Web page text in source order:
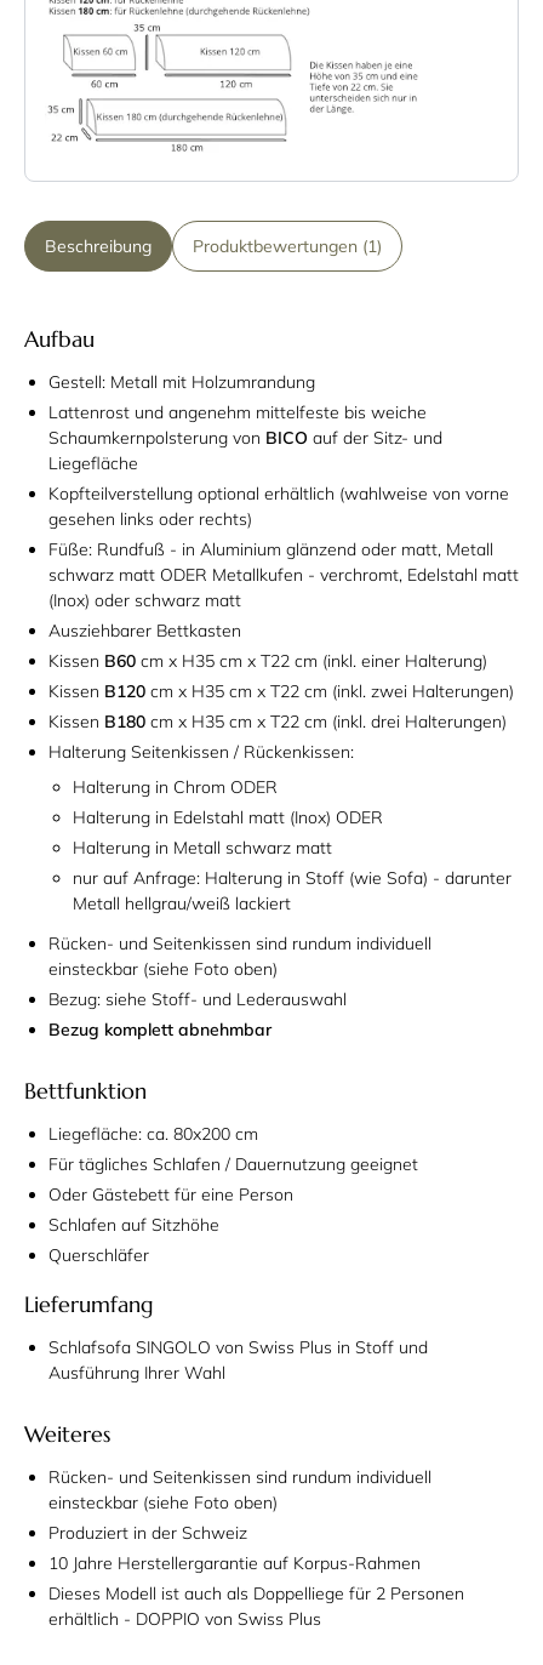
Beschreibung Produktbewertungen (1)
Aufbau
Gestell: Metall mit Holzumrandung
Lattenrost und angenehm mittelfeste bis weiche
Schaumkernpolsterung von BICO auf der Sitz- und
Liegefläche
Kopfteilverstellung optional erhältlich (wahlweise von vorne
gesehen links oder rechts)
Füße: Rundfuß - in Aluminium glänzend oder matt, Metall
schwarz matt ODER Metallkufen - verchromt, Edelstahl matt
(Inox) oder schwarz matt
Ausziehbarer Bettkasten
Kissen B60 cm x H35 cm x T22 cm (inkl. einer Halterung)
Kissen B120 cm x H35 cm x T22 cm (inkl. zwei Halterungen)
Kissen B180 cm x H35 cm x T22 cm (inkl. drei Halterungen)
Halterung Seitenkissen / Rückenkissen:
Halterung in Chrom ODER
Halterung in Edelstahl matt (Inox) ODER
Halterung in Metall schwarz matt
nur auf Anfrage: Halterung in Stoff (wie Sofa) - darunter
Metall hellgrau/weiß lackiert
Rücken- und Seitenkissen sind rundum individuell
einsteckbar (siehe Foto oben)
Bezug: siehe Stoff- und Lederauswahl
Bezug komplett abnehmbar
Bettfunktion
Liegefläche: ca. 80x200 cm
Für tägliches Schlafen / Dauernutzung geeignet
Oder Gästebett für eine Person
Schlafen auf Sitzhöhe
Querschläfer
Lieferumfang
Schlafsofa SINGOLO von Swiss Plus in Stoff und
Ausführung Ihrer Wahl
Weiteres
Rücken- und Seitenkissen sind rundum individuell
einsteckbar (siehe Foto oben)
Produziert in der Schweiz
10 Jahre Herstellergarantie auf Korpus-Rahmen
Dieses Modell ist auch als Doppelliege für 2 Personen
erhältlich - DOPPIO von Swiss Plus